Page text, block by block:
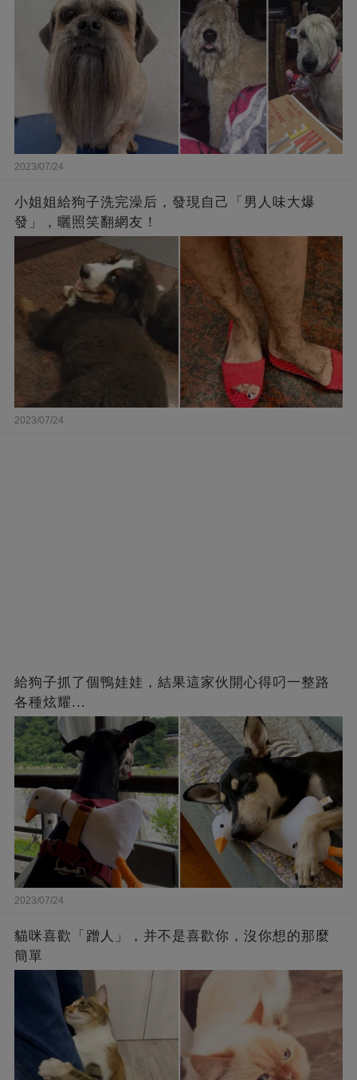
2023/07/24
小姐姐給狗子洗完澡后，發現自己「男人味大爆
發」，曬照笑翻網友！
2023/07/24
給狗子抓了個鴨娃娃，結果這家伙開心得叼一整路
各種炫耀...
2023/07/24
貓咪喜歡「蹭人」，并不是喜歡你，沒你想的那麼
簡單